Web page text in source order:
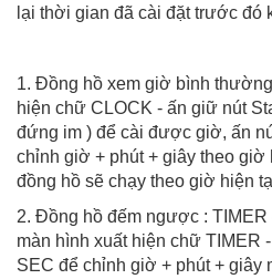
lại thời gian đã cài đặt trước đó
1. Đồng hồ xem giờ bình
hiện chữ CLOCK - ấn giữ nút
đứng im ) để cài được giờ, ấn
chỉnh giờ + phút + giây theo giờ
đồng hồ sẽ chạy theo giờ hiện
2. Đồng hồ đếm ngược : TIMER
màn hình xuất hiện chữ TIMER
SEC để chỉnh giờ + phút + giây